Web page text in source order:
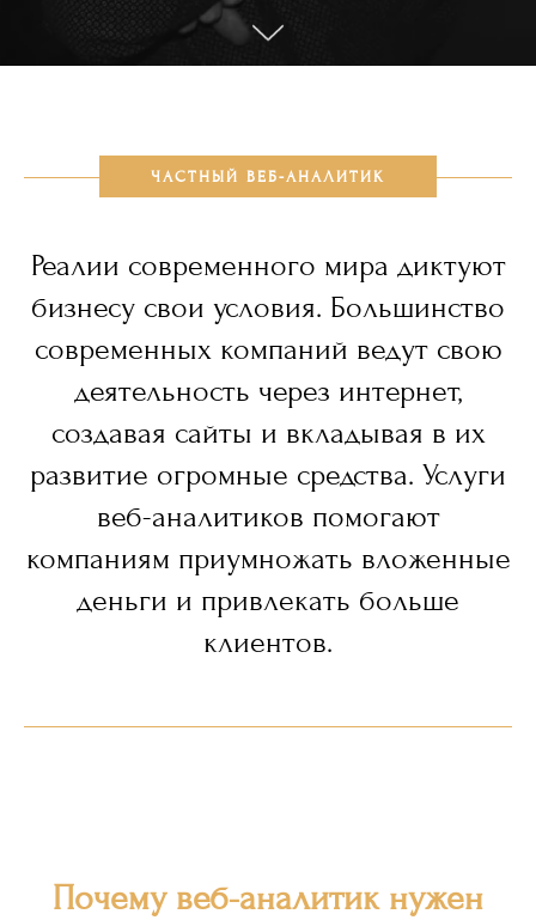
ЧАСТНЫЙ ВЕБ-АНАЛИТИК
Реалии современного мира диктуют
бизнесу свои условия. Большинство
современных компаний ведут свою
деятельность через интернет,
создавая сайты и вкладывая в их
развитие огромные средства. Услуги
веб-аналитиков помогают
компаниям приумножать вложенные
деньги и привлекать больше
клиентов.
Почему веб-аналитик нужен